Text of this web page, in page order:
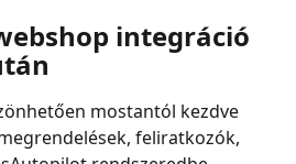
integráció
mostantól kezdve
feliratkozók,